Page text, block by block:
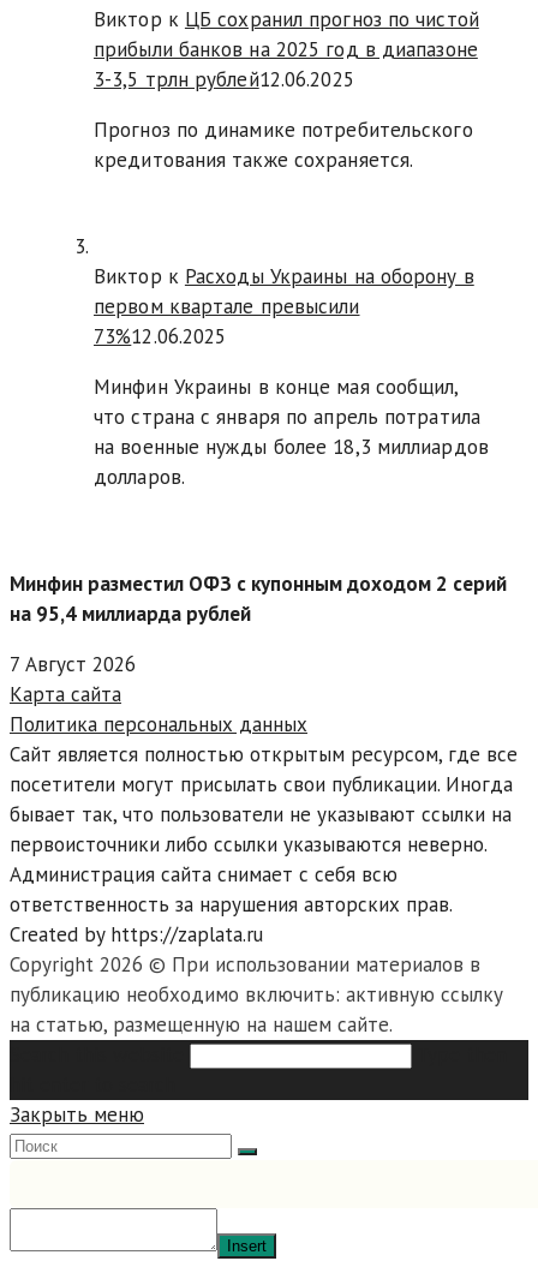
Виктор к ЦБ сохранил прогноз по чистой
прибыли банков на 2025 год в диапазоне
3-3,5 трлн рублей12.06.2025
Прогноз по динамике потребительского
кредитования также сохраняется.
Виктор к Расходы Украины на оборону в
первом квартале превысили
73%12.06.2025
Минфин Украины в конце мая сообщил,
что страна с января по апрель потратила
на военные нужды более 18,3 миллиардов
долларов.
Минфин разместил ОФЗ с купонным доходом 2 серий
на 95,4 миллиарда рублей
7 Август 2026
Карта сайта
Политика персональных данных
Сайт является полностью открытым ресурсом, где все
посетители могут присылать свои публикации. Иногда
бывает так, что пользователи не указывают ссылки на
первоисточники либо ссылки указываются неверно.
Администрация сайта снимает с себя всю
ответственность за нарушения авторских прав.
Created by https://zaplata.ru
Copyright 2026 © При использовании материалов в
публикацию необходимо включить: активную ссылку
на статью, размещенную на нашем сайте.
Закрыть меню
Insert